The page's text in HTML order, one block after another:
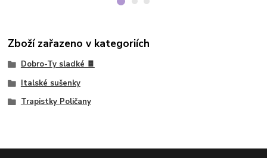
Zboží zařazeno v kategoriích
Dobro-Ty sladké 🍫
Italské sušenky
Trapistky Poličany